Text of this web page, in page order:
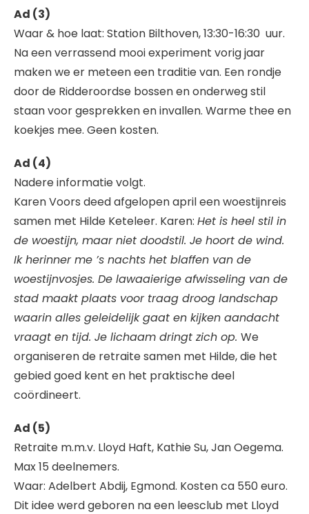
Ad (3)
Waar & hoe laat: Station Bilthoven, 13:30-16:30 uur.
Na een verrassend mooi experiment vorig jaar
maken we er meteen een traditie van. Een rondje
door de Ridderoordse bossen en onderweg stil
staan voor gesprekken en invallen. Warme thee en
koekjes mee. Geen kosten.
Ad (4)
Nadere informatie volgt.
Karen Voors deed afgelopen april een woestijnreis
samen met Hilde Keteleer. Karen: Het is heel stil in
de woestijn, maar niet doodstil. Je hoort de wind.
Ik herinner me ’s nachts het blaffen van de
woestijnvosjes. De lawaaierige afwisseling van de
stad maakt plaats voor traag droog landschap
waarin alles geleidelijk gaat en kijken aandacht
vraagt en tijd. Je lichaam dringt zich op. We
organiseren de retraite samen met Hilde, die het
gebied goed kent en het praktische deel
coördineert.
Ad (5)
Retraite m.m.v. Lloyd Haft, Kathie Su, Jan Oegema.
Max 15 deelnemers.
Waar: Adelbert Abdij, Egmond. Kosten ca 550 euro.
Dit idee werd geboren na een leesclub met Lloyd